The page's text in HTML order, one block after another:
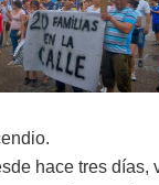
hace tres